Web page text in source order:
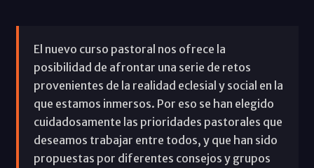
El nuevo curso pastoral nos ofrece la
posibilidad de afrontar una serie de retos
provenientes de la realidad eclesial y social en la
que estamos inmersos. Por eso se han elegido
cuidadosamente las prioridades pastorales que
deseamos trabajar entre todos, y que han sido
propuestas por diferentes consejos y grupos